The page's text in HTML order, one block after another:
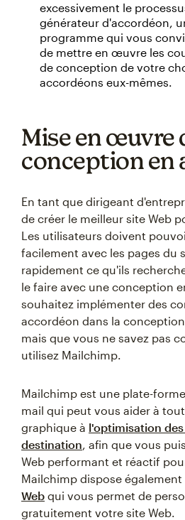
excessivement le
générateur d'accordéon,
programme qui vous
de mettre en œuvre les
de conception de votre
accordéons eux-mêmes.
Mise en œuvre
conception en
En tant que dirigeant
de créer le meilleur site Web
Les utilisateurs doivent
facilement avec les pages du
rapidement ce qu'ils
le faire avec une conception
souhaitez implémenter des
accordéon dans la
mais que vous ne savez pas
utilisez Mailchimp.
Mailchimp est une plate-
mail qui peut vous aider à
graphique à l'optimisation
destination, afin que vous
Web performant et réactif
Mailchimp dispose également
Web qui vous permet de
gratuitement votre site Web.